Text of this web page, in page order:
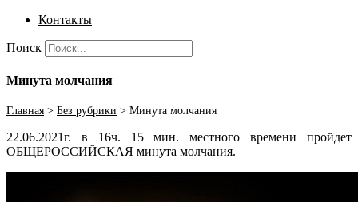
Контакты
Поиск
Минута молчания
Главная > Без рубрики > Минута молчания
22.06.2021г. в 16ч. 15 мин. местного времени пройдет
ОБЩЕРОССИЙСКАЯ минута молчания.